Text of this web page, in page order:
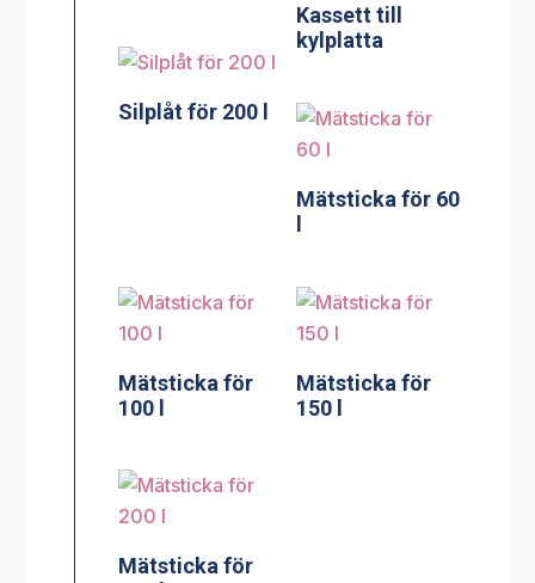
Kassett till
kylplatta
Silplåt för 200 l
Mätsticka för 60
l
Mätsticka för
100 l
Mätsticka för
150 l
Mätsticka för